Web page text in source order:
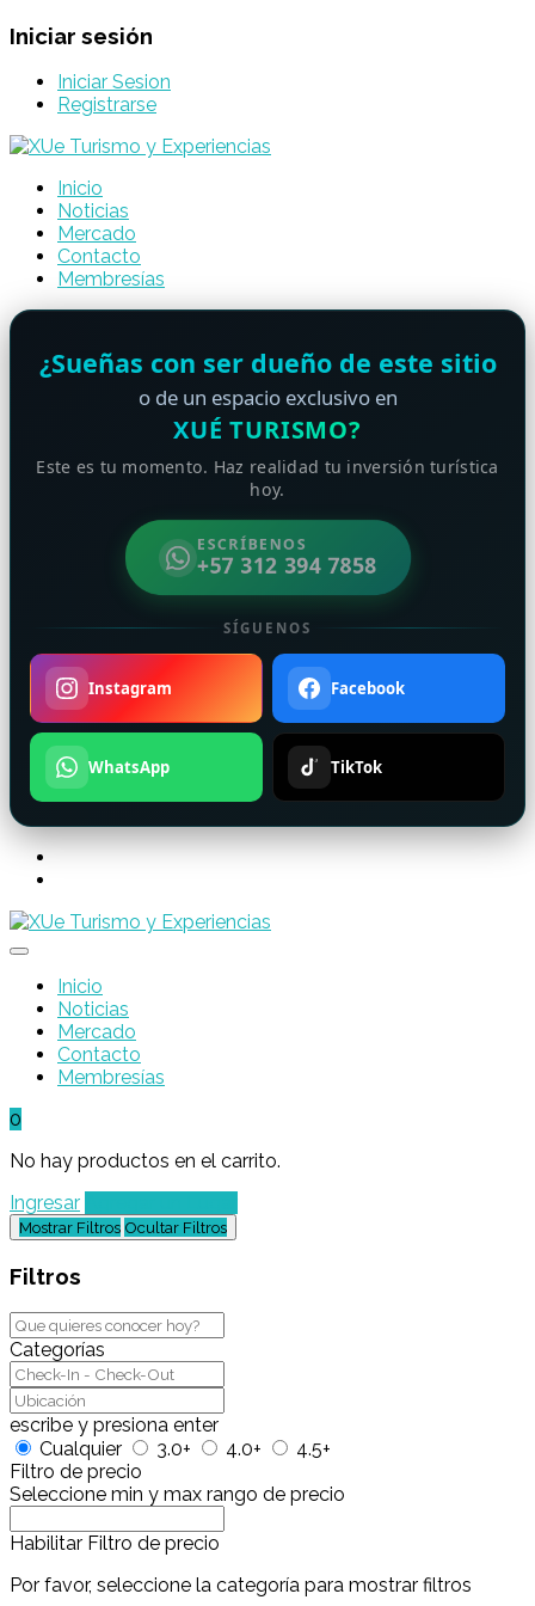
Iniciar sesión
Iniciar Sesion
Registrarse
Inicio
Noticias
Mercado
Contacto
Membresías
¿Sueñas con ser dueño de este sitio
o de un espacio exclusivo en
XUÉ TURISMO?
Este es tu momento. Haz realidad tu inversión turística
hoy.
ESCRÍBENOS
+57 312 394 7858
SÍGUENOS
Instagram Facebook
WhatsApp TikTok
Inicio
Noticias
Mercado
Contacto
Membresías
0
No hay productos en el carrito.
Ingresar
Mostrar Filtros Ocultar Filtros
Filtros
Categorías
escribe y presiona enter
Cualquier
3.0+ 4.0+
4.5+
Filtro de precio
Seleccione min y max rango de precio
Habilitar Filtro de precio
Por favor, seleccione la categoría para mostrar filtros